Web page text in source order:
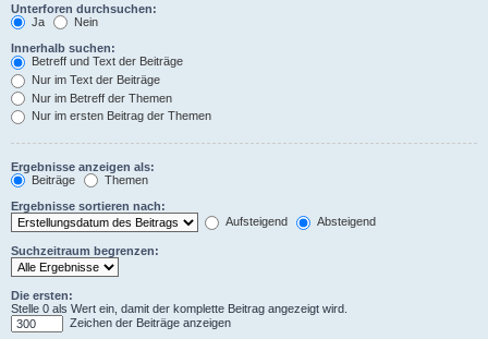
Unterforen durchsuchen:
Ja
Nein
Innerhalb suchen:
Betreff und Text der Beiträge
Nur im Text der Beiträge
Nur im Betreff der Themen
Nur im ersten Beitrag der Themen
Ergebnisse anzeigen als:
Beiträge
Themen
Ergebnisse sortieren nach:
Aufsteigend
Absteigend
Suchzeitraum begrenzen:
Die ersten:
Stelle 0 als Wert ein, damit der komplette Beitrag angezeigt wird.
Zeichen der Beiträge anzeigen